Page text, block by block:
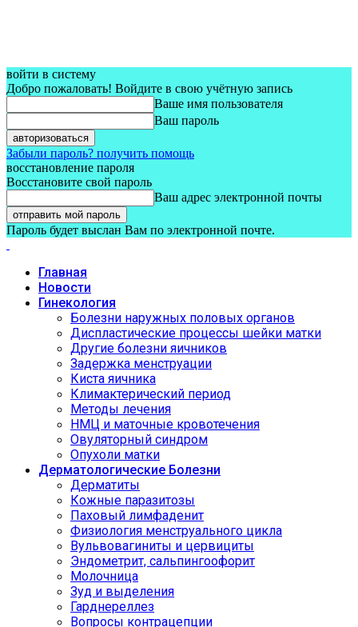
войти в систему
Добро пожаловать! Войдите в свою учётную запись
Ваше имя пользователя
Ваш пароль
Забыли пароль? получить помощь
восстановление пароля
Восстановите свой пароль
Ваш адрес электронной почты
Пароль будет выслан Вам по электронной почте.
Главная
Новости
Гинекология
Болезни наружных половых органов
Диспластические процессы шейки матки
Другие болезни яичников
Задержка менструации
Киста яичника
Климактерический период
Методы лечения
НМЦ и маточные кровотечения
Овуляторный синдром
Опухоли матки
Дерматологические Болезни
Дерматиты
Кожные паразитозы
Паховый лимфаденит
Физиология менструального цикла
Вульвовагиниты и цервициты
Эндометрит, сальпингоофорит
Молочница
Зуд и выделения
Гарднереллез
Вопросы контрацепции